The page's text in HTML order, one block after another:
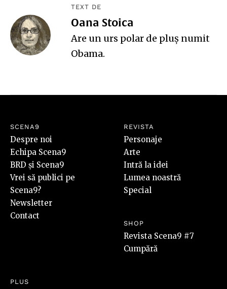
TEXT DE
Oana Stoica
Are un urs polar de pluş numit
Obama.
SCENA9
Despre noi
Echipa Scena9
BRD și Scena9
Vrei să publici pe
Scena9?
Newsletter
Contact
REVISTA
Personaje
Arte
Intră la idei
Lumea noastră
Special
SHOP
Revista Scena9 #7
Cumpără
PLUS